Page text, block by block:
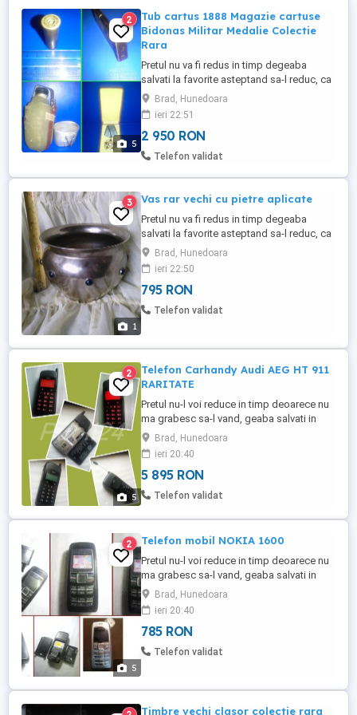
5
2
Tub cartus 1888 Magazie cartuse
Bidonas Militar Medalie Colectie
Rara
Pretul nu va fi redus in timp degeaba
salvati la favorite asteptand sa-l reduc, ca
practic il urc treptat Doar 2950 lei
negociabil toate la pachet, oricum au
valoare mult mai mare de atat pentru ca
NU se mai fabrica asa ceva Nu ma
grabesc sa le vand deoarece sunt bine
Brad, Hunedoara
ieri 22:51
2 950 RON
Telefon validat
1
3 Vas rar vechi cu pietre aplicate
Pretul nu va fi redus in timp degeaba
salvati la favorite asteptand sa-l reduc, ca
practic il urc treptat Doar 795 lei
negociabil, oricum are valoare mult mai
mare de atat Nu-l trimit cu ramburs Nu ma
grabesc sa-l vand deoarece este bine pus
la conservare Ignor si ia instant block cei
Brad, Hunedoara
ieri 22:50
795 RON
Telefon validat
5
2
Telefon Carhandy Audi AEG HT 911
RARITATE
Pretul nu-l voi reduce in timp deoarece nu
ma grabesc sa-l vand, geaba salvati in
favorite crezand ca-l scad, normal il cresc
constant Doar 5895 lei negociabil oricum
valoreaza mai mult de atat Nu-l trimit cu
ramburs Care vor sa-mi vanda ori isi dau
cu parerea sau compara cu alte oferte
Brad, Hunedoara
ieri 20:40
5 895 RON
Telefon validat
5
2 Telefon mobil NOKIA 1600
Pretul nu-l voi reduce in timp deoarece nu
ma grabesc sa-l vand, geaba salvati in
favorite crezand ca-l scad, normal il cresc
constant Doar 785 lei negociabil oricum
valoreaza mai mult de atat dupa cum se si
vede in foto exemplu Nu-l trimit cu
ramburs Care vor sa-mi vanda ori isi dau
Brad, Hunedoara
ieri 20:40
785 RON
Telefon validat
Timbre vechi clasor colectie rara